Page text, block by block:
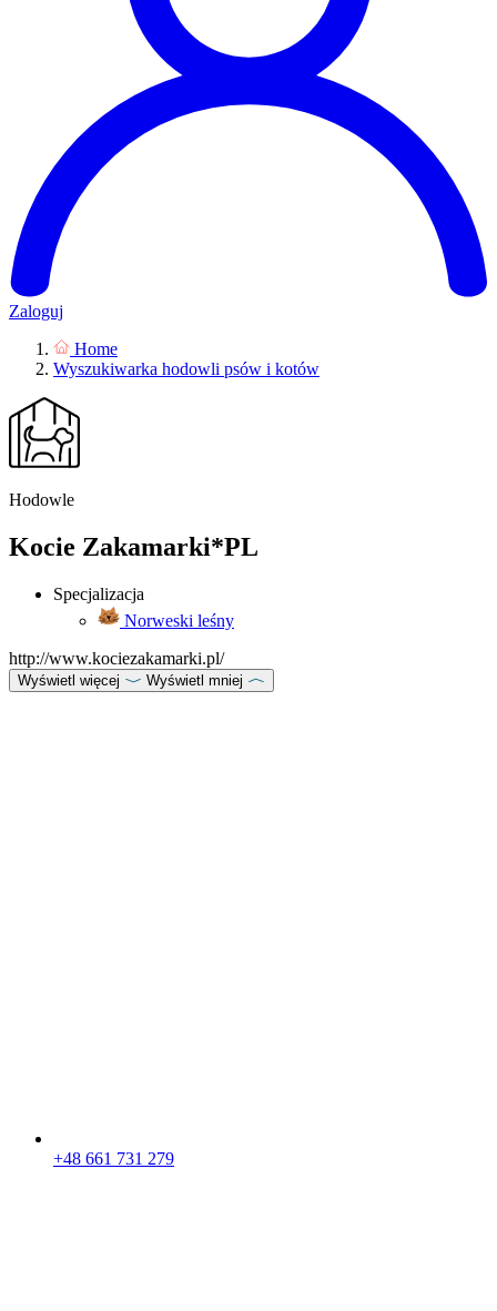
Zaloguj
Home
Wyszukiwarka hodowli psów i kotów
Hodowle
Kocie Zakamarki*PL
Specjalizacja
Norweski leśny
http://www.kociezakamarki.pl/
Wyświetl więcej Wyświetl mniej
+48 661 731 279